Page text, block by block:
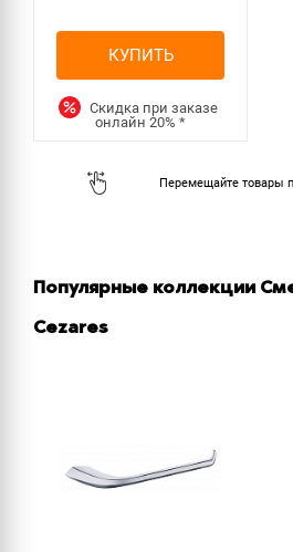
КУПИТЬ
Скидка при заказе
онлайн20%*
Популярные коллекции
Cezares